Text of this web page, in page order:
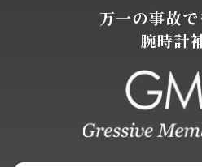
万一の事故で
腕時計